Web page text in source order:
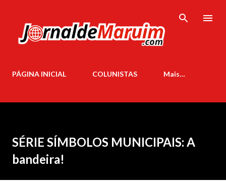
PÁGINA INICIAL COLUNISTAS Mais…
SÉRIE SÍMBOLOS MUNICIPAIS: A
bandeira!